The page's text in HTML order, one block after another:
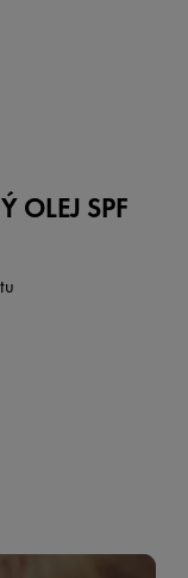
OLEJ SPF